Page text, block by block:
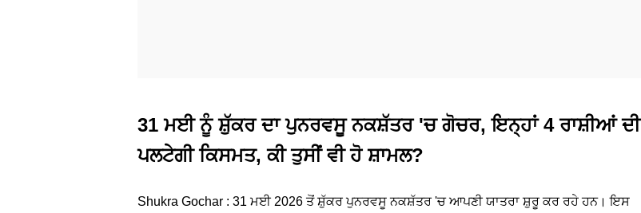
31 ਮਈ ਨੂੰ ਸ਼ੁੱਕਰ ਦਾ ਪੁਨਰਵਸੂ ਨਕਸ਼ੱਤਰ 'ਚ ਗੋਚਰ, ਇਨ੍ਹਾਂ 4 ਰਾਸ਼ੀਆਂ ਦੀ
ਪਲਟੇਗੀ ਕਿਸਮਤ, ਕੀ ਤੁਸੀਂ ਵੀ ਹੋ ਸ਼ਾਮਲ?
Shukra Gochar : 31 ਮਈ 2026 ਤੋਂ ਸ਼ੁੱਕਰ ਪੁਨਰਵਸੂ ਨਕਸ਼ੱਤਰ 'ਚ ਆਪਣੀ ਯਾਤਰਾ ਸ਼ੁਰੂ ਕਰ ਰਹੇ ਹਨ। ਇਸ